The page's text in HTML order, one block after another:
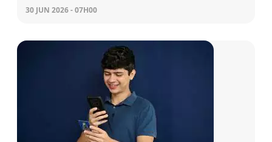
30 JUN 2026 - 07H00